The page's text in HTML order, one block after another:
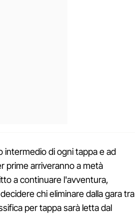
intermedio di ogni tappa e ad
prime arriveranno a metà
a continuare l'avventura,
chi eliminare dalla gara tra
per tappa sarà letta dal